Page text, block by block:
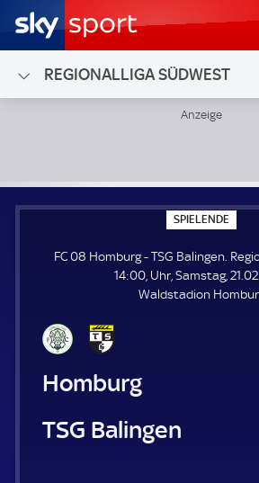
REGIONALLIGA SÜDWEST
SPIELENDE
P
E
L
E
N
FC 08 Homburg - TSG Balingen.
14:00, Uhr, Samstag,
Waldstadion
FC 08 Homburg
TSG Balingen